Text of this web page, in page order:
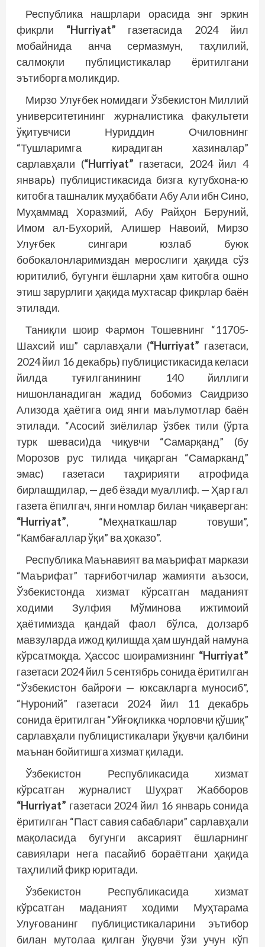
Республика нашрлари орасида энг эркин
фикрли “Hurriyat” газетасида 2024 йил
мобайнида анча сермазмун, таҳлилий,
салмоқли публицистикалар ёритилгани
эътиборга моликдир.
Мирзо Улуғбек номидаги Ўзбекистон Миллий
университетининг журналистика факультети
ўқитувчиси Нуриддин Очиловнинг
“Тушларимга кирадиган хазиналар”
сарлавҳали (“Hurriyat” газетаси, 2024 йил 4
январь) публицистикасида бизга кутубхона-ю
китобга ташналик муҳаббати Абу Али ибн Сино,
Муҳаммад Хоразмий, Абу Райҳон Беруний,
Имом ал-Бухорий, Алишер Навоий, Мирзо
Улуғбек сингари юзлаб буюк
бобокалонларимиздан мерослиги ҳақида сўз
юритилиб, бугунги ёшларни ҳам китобга ошно
этиш зарурлиги ҳақида мухтасар фикрлар баён
этилади.
Таниқли шоир Фармон Тошевнинг “11705-
Шахсий иш” сарлавҳали (“Hurriyat” газетаси,
2024 йил 16 декабрь) публицистикасида келаси
йилда туғилганининг 140 йиллиги
нишонланадиган жадид бобомиз Саидризо
Ализода ҳаётига оид янги маълумотлар баён
этилади. “Асосий зиёлилар ўзбек тили (ўрта
турк шеваси)да чиқувчи “Самарқанд” (бу
Морозов рус тилида чиқарган “Самарканд”
эмас) газетаси таҳририяти атрофида
бирлашдилар, — деб ёзади муаллиф. — Ҳар гал
газета ёпилгач, янги номлар билан чиқаверган:
“Hurriyat”, “Меҳнаткашлар товуши”,
“Камбағаллар ўқи” ва ҳоказо”.
Республика Маънавият ва маърифат маркази
“Маърифат” тарғиботчилар жамияти аъзоси,
Ўзбекистонда хизмат кўрсатган маданият
ходими Зулфия Мўминова ижтимоий
ҳаётимизда қандай фаол бўлса, долзарб
мавзуларда ижод қилишда ҳам шундай намуна
кўрсатмоқда. Ҳассос шоирамизнинг “Hurriyat”
газетаси 2024 йил 5 сентябрь сонида ёритилган
“Ўзбекистон байроғи — юксакларга муносиб”,
“Нуроний” газетаси 2024 йил 11 декабрь
сонида ёритилган “Уйғоқликка чорловчи қўшиқ”
сарлавҳали публицистикалари ўқувчи қалбини
маънан бойитишга хизмат қилади.
Ўзбекистон Республикасида хизмат
кўрсатган журналист Шуҳрат Жабборов
“Hurriyat” газетаси 2024 йил 16 январь сонида
ёритилган “Паст савия сабаблари” сарлавҳали
мақоласида бугунги аксарият ёшларнинг
савиялари нега пасайиб бораётгани ҳақида
таҳлилий фикр юритади.
Ўзбекистон Республикасида хизмат
кўрсатган маданият ходими Муҳтарама
Улуғованинг публицистикаларини эътибор
билан мутолаа қилган ўқувчи ўзи учун кўп